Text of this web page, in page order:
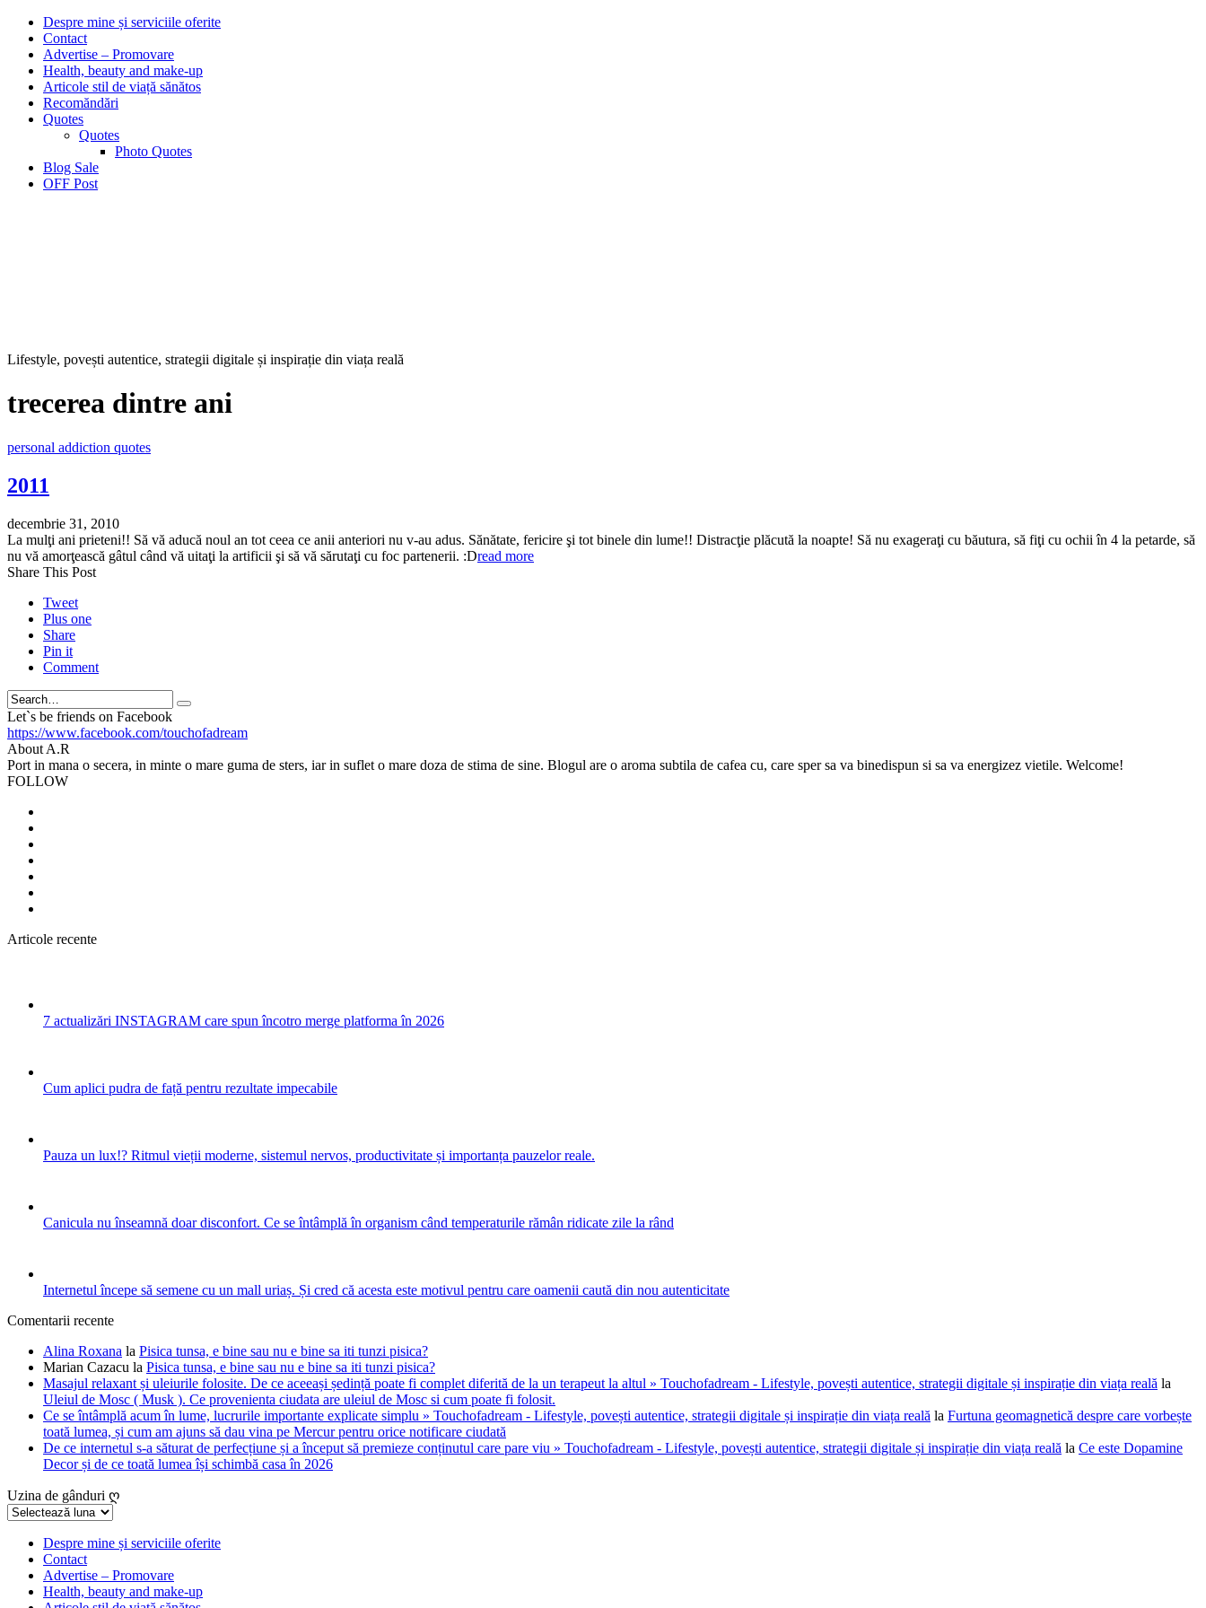
Despre mine și serviciile oferite
Contact
Advertise – Promovare
Health, beauty and make-up
Articole stil de viață sănătos
Recomăndări
Quotes
Quotes
Photo Quotes
Blog Sale
OFF Post
Lifestyle, povești autentice, strategii digitale și inspirație din viața reală
trecerea dintre ani
personal addiction quotes
2011
decembrie 31, 2010
La mulţi ani prieteni!! Să vă aducă noul an tot ceea ce anii anteriori nu v-au adus. Sănătate, fericire şi tot binele din lume!! Distracţie plăcută la noapte! Să nu exageraţi cu băutura, să fiţi cu ochii în 4 la petarde, să
nu vă amorţească gâtul când vă uitaţi la artificii şi să vă sărutaţi cu foc partenerii. :Dread more
Share This Post
Tweet
Plus one
Share
Pin it
Comment
Search
Let`s be friends on Facebook
https://www.facebook.com/touchofadream
About A.R
Port in mana o secera, in minte o mare guma de sters, iar in suflet o mare doza de stima de sine. Blogul are o aroma subtila de cafea cu, care sper sa va binedispun si sa va energizez vietile. Welcome!
FOLLOW
Articole recente
7 actualizări INSTAGRAM care spun încotro merge platforma în 2026
Cum aplici pudra de față pentru rezultate impecabile
Pauza un lux!? Ritmul vieții moderne, sistemul nervos, productivitate și importanța pauzelor reale.
Canicula nu înseamnă doar disconfort. Ce se întâmplă în organism când temperaturile rămân ridicate zile la rând
Internetul începe să semene cu un mall uriaș. Și cred că acesta este motivul pentru care oamenii caută din nou autenticitate
Comentarii recente
Alina Roxana la Pisica tunsa, e bine sau nu e bine sa iti tunzi pisica?
Marian Cazacu la Pisica tunsa, e bine sau nu e bine sa iti tunzi pisica?
Masajul relaxant și uleiurile folosite. De ce aceeași ședință poate fi complet diferită de la un terapeut la altul » Touchofadream - Lifestyle, povești autentice, strategii digitale și inspirație din viața reală la
Uleiul de Mosc ( Musk ). Ce provenienta ciudata are uleiul de Mosc si cum poate fi folosit.
Ce se întâmplă acum în lume, lucrurile importante explicate simplu » Touchofadream - Lifestyle, povești autentice, strategii digitale și inspirație din viața reală la Furtuna geomagnetică despre care vorbește
toată lumea, și cum am ajuns să dau vina pe Mercur pentru orice notificare ciudată
De ce internetul s-a săturat de perfecțiune și a început să premieze conținutul care pare viu » Touchofadream - Lifestyle, povești autentice, strategii digitale și inspirație din viața reală la Ce este Dopamine
Decor și de ce toată lumea își schimbă casa în 2026
Uzina de gânduri ღ
Uzina
gânduriDespre mine și serviciile oferite
Contact
Advertise – Promovare
Health, beauty and make-up